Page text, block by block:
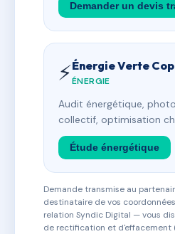
Demander un devis
⚡Énergie Verte
ÉNERGIE
Audit énergétique,
collectif, optimisation
Étude énergétique
Demande transmise au
destinataire de vos
relation Syndic Digital — vous
de rectification et d'effacement